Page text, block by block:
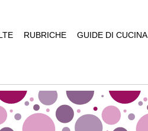
RUBRICHE GUIDE DI CUCINA